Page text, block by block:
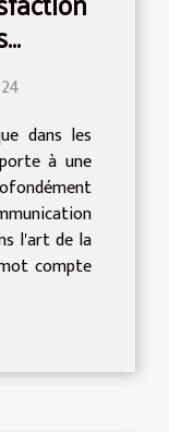
?
dans les
à une
l'art de la
compte